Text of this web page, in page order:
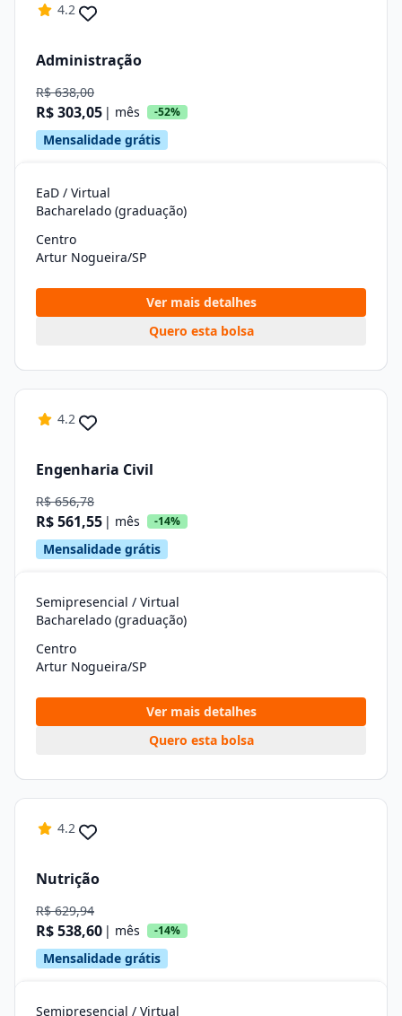
4.2
Administração
R$ 638,00
R$ 303,05 | mês -52%
Mensalidade grátis
EaD / Virtual
Bacharelado (graduação)
Centro
Artur Nogueira/SP
Ver mais detalhes
Quero esta bolsa
4.2
Engenharia Civil
R$ 656,78
R$ 561,55 | mês -14%
Mensalidade grátis
Semipresencial / Virtual
Bacharelado (graduação)
Centro
Artur Nogueira/SP
Ver mais detalhes
Quero esta bolsa
4.2
Nutrição
R$ 629,94
R$ 538,60 | mês -14%
Mensalidade grátis
Semipresencial / Virtual